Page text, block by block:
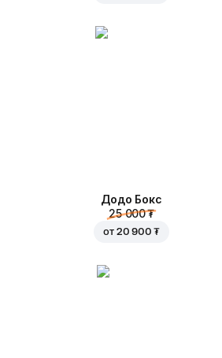
Додо Бокс
25 000 ₮
от 20 900 ₮